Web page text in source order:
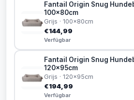
Fantail Origin Snug
100x80cm
Grijs · 100x80cm
€144,99
Verfügbar
Fantail Origin Snug
120x95cm
Grijs · 120x95cm
€194,99
Verfügbar